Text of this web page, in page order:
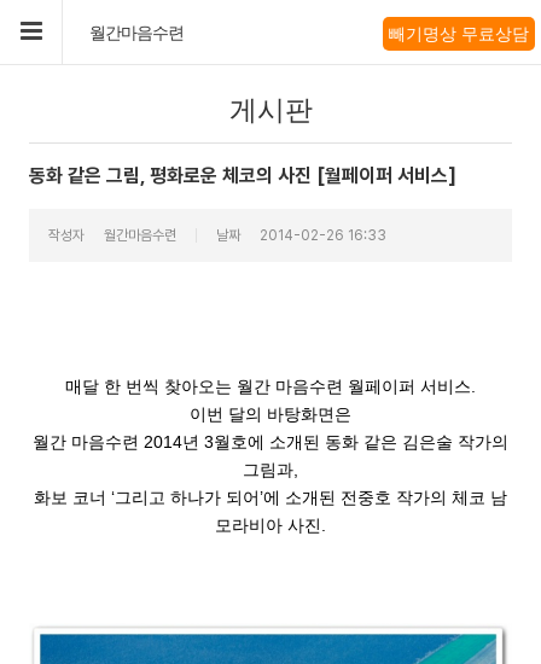
월간마음수련 빼기명상 무료상담
게시판
동화 같은 그림, 평화로운 체코의 사진 [월페이퍼 서비스]
작성자 월간마음수련 날짜 2014-02-26 16:33
매달 한 번씩 찾아오는 월간 마음수련 월페이퍼 서비스.
이번 달의 바탕화면은
월간 마음수련 2014년 3월호에 소개된 동화 같은 김은술 작가의
그림과,
화보 코너 ‘그리고 하나가 되어’에 소개된 전중호 작가의 체코 남
모라비아 사진.